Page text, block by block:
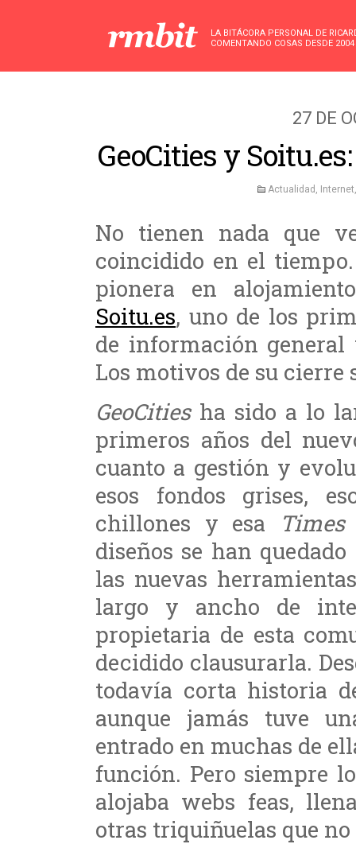
LA BITÁCORA PERSONAL DE
COMENTANDO COSAS DESDE 2004
27 DE
GeoCities y
Actualidad , Internet
No tienen nada que
coincidido en el
pionera en
Soitu.es, uno de los
de información
Los motivos de su cierre
GeoCitiesha sido a lo
primeros años del
cuanto a gestión y
esos fondos grises,
chillones y esa
diseños se han
las nuevas
largo y ancho de
propietaria de esta
decidido clausurarla.
todavía corta historia
aunque jamás tuve
entrado en muchas de
función. Pero siempre
alojaba webs feas,
otras triquiñuelas que